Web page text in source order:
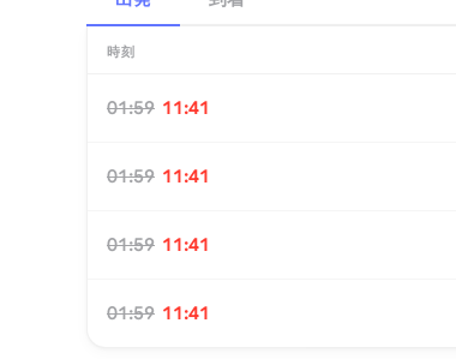
時刻
01:59 11:41
01:59 11:41
01:59 11:41
01:59 11:41